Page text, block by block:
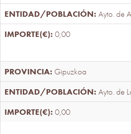
Ayto. de
0,00
Gipuzkoa
Ayto. de
0,00